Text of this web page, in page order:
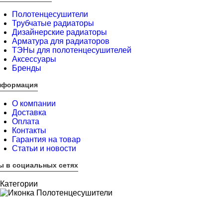
Полотенцесушители
Трубчатые радиаторы
Дизайнерские радиаторы
Арматура для радиаторов
ТЭНы для полотенцесушителей
Аксессуары
Бренды
О компании
Доставка
Оплата
Контакты
Гарантия на товар
Статьи и новости
в социальных сетях
Категории